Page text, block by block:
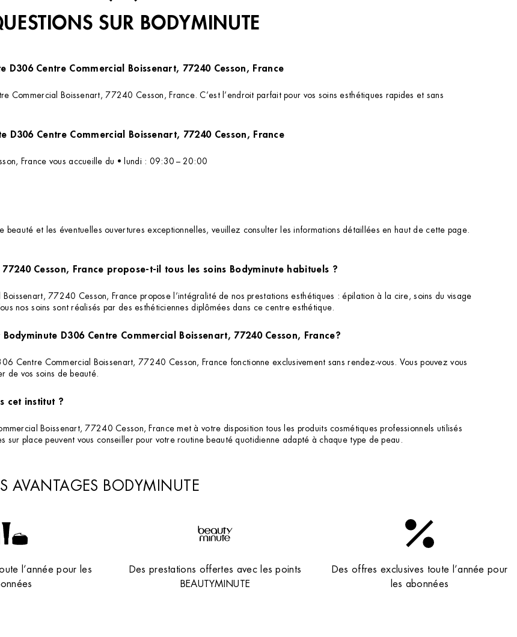
SUR BODYMINUTE
Centre Commercial Boissenart, 77240 Cesson, France
Boissenart, 77240 Cesson, France. C’est l’endroit parfait pour vos soins esthétiques rapides et sans
Quels sont les horaires d'ouverture de l'institut Bodyminute D306 Centre Commercial Boissenart, 77240 Cesson, France
France vous accueille du • lundi : 09:30 – 20:00
et les éventuelles ouvertures exceptionnelles, veuillez consulter les informations détaillées en haut de cette page.
Cesson, France propose-t-il tous les soins Bodyminute habituels ?
77240 Cesson, France propose l’intégralité de nos prestations esthétiques : épilation à la cire, soins du visage
nos soins sont réalisés par des esthéticiennes diplômées dans ce centre esthétique.
D306 Centre Commercial Boissenart, 77240 Cesson, France?
Centre Commercial Boissenart, 77240 Cesson, France fonctionne exclusivement sans rendez-vous. Vous pouvez vous
de vos soins de beauté.
cet institut ?
Boissenart, 77240 Cesson, France met à votre disposition tous les produits cosmétiques professionnels utilisés
sur place peuvent vous conseiller pour votre routine beauté quotidienne adapté à chaque type de peau.
AVANTAGES BODYMINUTE
l’année pour les
Des prestations offertes avec les points
BEAUTYMINUTE
Des offres exclusives toute l’année pour
les abonnées